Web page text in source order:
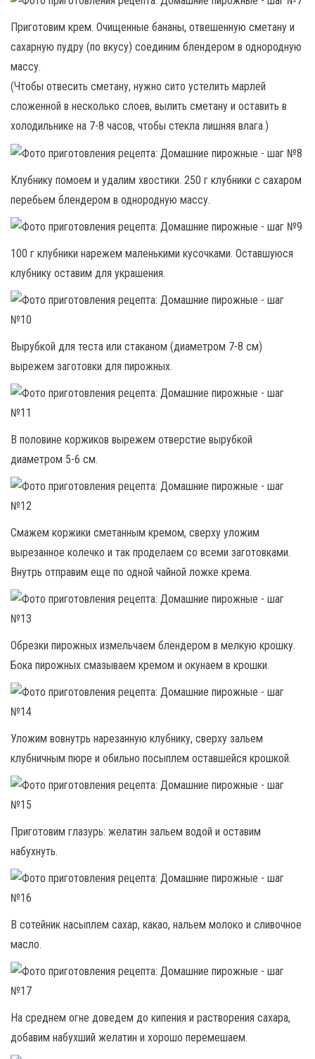
Приготовим крем. Очищенные бананы, отвешенную сметану и
сахарную пудру (по вкусу) соединим блендером в однородную
массу.
(Чтобы отвесить сметану, нужно сито устелить марлей
сложенной в несколько слоев, вылить сметану и оставить в
холодильнике на 7-8 часов, чтобы стекла лишняя влага.)
Клубнику помоем и удалим хвостики. 250 г клубники с сахаром
перебьем блендером в однородную массу.
100 г клубники нарежем маленькими кусочками. Оставшуюся
клубнику оставим для украшения.
Вырубкой для теста или стаканом (диаметром 7-8 см)
вырежем заготовки для пирожных.
В половине коржиков вырежем отверстие вырубкой
диаметром 5-6 см.
Смажем коржики сметанным кремом, сверху уложим
вырезанное колечко и так проделаем со всеми заготовками.
Внутрь отправим еще по одной чайной ложке крема.
Обрезки пирожных измельчаем блендером в мелкую крошку.
Бока пирожных смазываем кремом и окунаем в крошки.
Уложим вовнутрь нарезанную клубнику, сверху зальем
клубничным пюре и обильно посыплем оставшейся крошкой.
Приготовим глазурь: желатин зальем водой и оставим
набухнуть.
В сотейник насыплем сахар, какао, нальем молоко и сливочное
масло.
На среднем огне доведем до кипения и растворения сахара,
добавим набухший желатин и хорошо перемешаем.